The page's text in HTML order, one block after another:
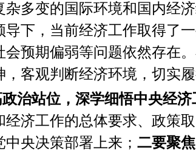
多变的国际环境和国内经
下，当前经济工作取得了
预期偏弱等问题依然存在
客观判断经济环境，切实
治站位，深学细悟中央经
济工作的总体要求、政策
央决策部署上来； 二要聚